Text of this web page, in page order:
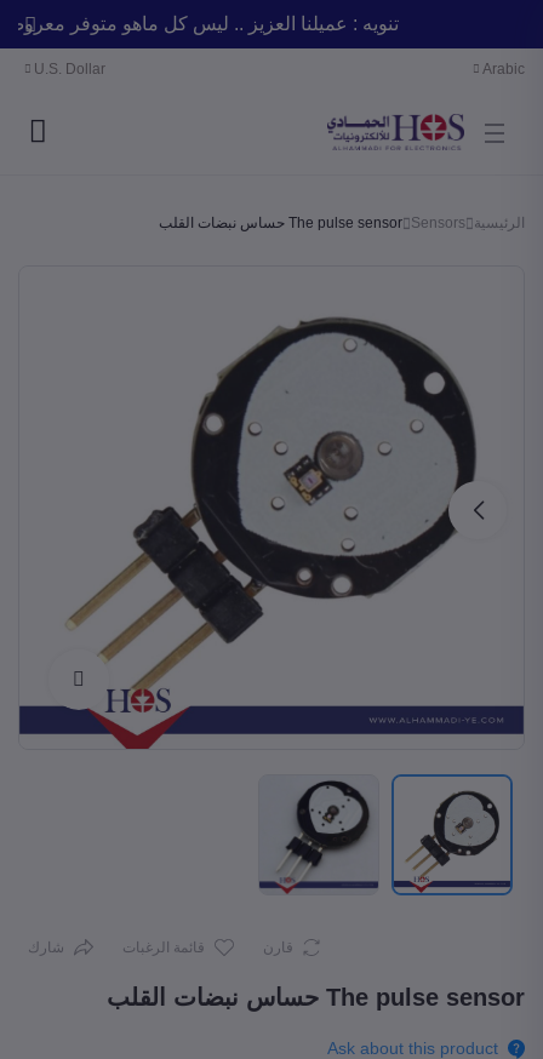
تنويه : عميلنا العزيز .. ليس كل ماهو متوفر
Arabic
U.S. Dollar
الرئيسية Sensors The pulse sensor حساس نبضات القلب
قارن قائمة الرغبات شارك
The pulse sensor حساس نبضات القلب
Ask about this product